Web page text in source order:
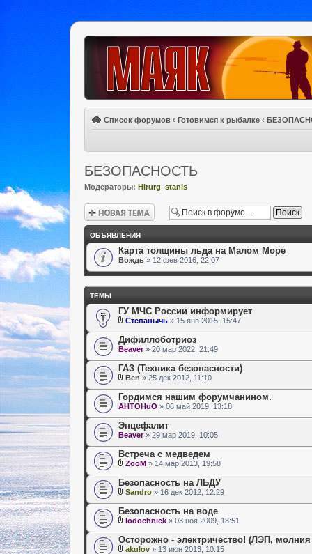
Список форумов ‹ Готовимся к рыбалке ‹
БЕЗОПАСНОСТЬ
Модераторы: Hirurg stanis
Новая тема
ОБЪЯВЛЕНИЯ
Карта толщины льда на Малом Море
Вождь » 12 фев 2016, 22:07
ТЕМЫ
ГУ МЧС России информирует
Степанычь » 15 янв 2015, 15:47
Дифиллоботриоз
Beaver» 20 мар 2022, 21:49
ГАЗ (Техника безопасности)
Ben » 25 дек 2012, 11:10
Гордимся нашим форумчанином.
AHTOHuO » 06 май 2019, 13:18
Энцефалит
Beaver» 29 мар 2019, 10:05
Встреча с медведем
ZooM » 14 мар 2013, 19:58
Безопасность на ЛЬДУ
Sandro » 16 дек 2012, 12:29
Безопасность на воде
lodochnick » 03 ноя 2009, 18:51
Осторожно - электричество! (ЛЭП,
akulov » 13 июн 2013, 10:15